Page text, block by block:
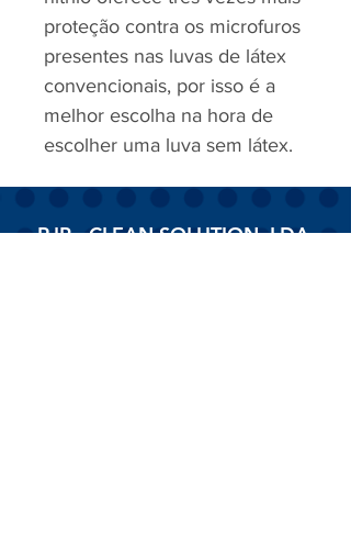
proteção contra os microfuros
presentes nas luvas de látex
convencionais, por isso é a
melhor escolha na hora de
escolher uma luva sem látex.
RJP - CLEAN SOLUTION, LDA.